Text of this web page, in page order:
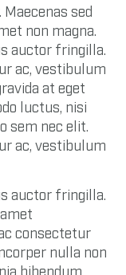
sed
non magna.
auctor fringilla.
ac, vestibulum
at eget
luctus, nisi
sem nec elit.
ac, vestibulum
auctor fringilla.
consectetur
nulla non
bibendum